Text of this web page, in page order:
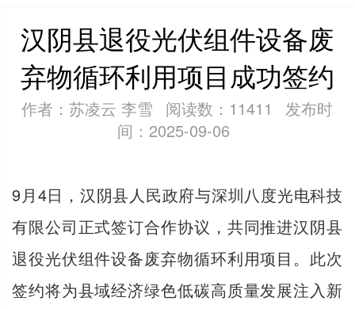
汉阴县退役光伏组件设备废
弃物循环利用项目成功签约
作者：苏凌云 李雪 阅读数：11411
发布时
间：2025-09-06
9月4日，汉阴县人民政府与深圳八度光电科技
有限公司正式签订合作协议，共同推进汉阴县
退役光伏组件设备废弃物循环利用项目。此次
签约将为县域经济绿色低碳高质量发展注入新